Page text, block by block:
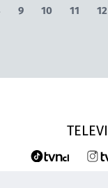
9 10 11 12